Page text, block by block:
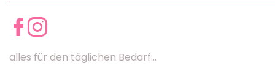
alles für den täglichen Bedarf...